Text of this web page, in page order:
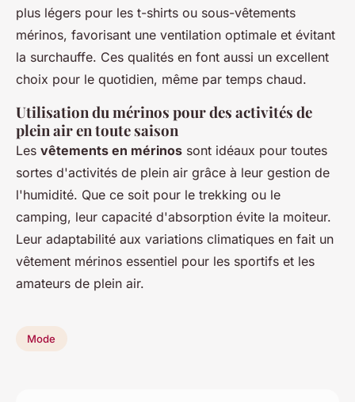
plus légers pour les t-shirts ou sous-vêtements
mérinos, favorisant une ventilation optimale et évitant
la surchauffe. Ces qualités en font aussi un excellent
choix pour le quotidien, même par temps chaud.
Utilisation du mérinos pour des activités de
plein air en toute saison
Les vêtements en mérinos sont idéaux pour toutes
sortes d'activités de plein air grâce à leur gestion de
l'humidité. Que ce soit pour le trekking ou le
camping, leur capacité d'absorption évite la moiteur.
Leur adaptabilité aux variations climatiques en fait un
vêtement mérinos essentiel pour les sportifs et les
amateurs de plein air.
Mode